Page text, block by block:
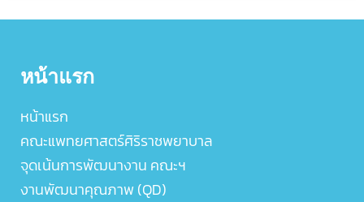
หน้าแรก
หน้าแรก
คณะแพทยศาสตร์ศิริราชพยาบาล
จุดเน้นการพัฒนางาน คณะฯ
งานพัฒนาคุณภาพ (QD)